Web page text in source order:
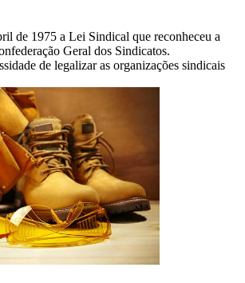
de 1975 a Lei Sindical que reconheceu a
Geral dos Sindicatos.
de legalizar as organizações sindicais